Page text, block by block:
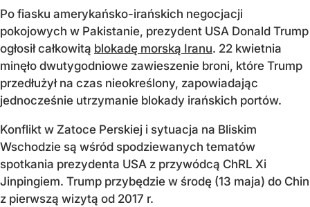
Po fiasku amerykańsko-irańskich negocjacji
pokojowych w Pakistanie, prezydent USA Donald Trump
ogłosił całkowitą blokadę morską Iranu. 22 kwietnia
minęło dwutygodniowe zawieszenie broni, które Trump
przedłużył na czas nieokreślony, zapowiadając
jednocześnie utrzymanie blokady irańskich portów.
Konflikt w Zatoce Perskiej i sytuacja na Bliskim
Wschodzie są wśród spodziewanych tematów
spotkania prezydenta USA z przywódcą ChRL Xi
Jinpingiem. Trump przybędzie w środę (13 maja) do Chin
z pierwszą wizytą od 2017 r.